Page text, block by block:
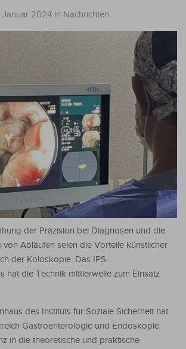
Januar 2024 in Nachrichten
der Präzision bei Diagnosen und die
von Abläufen seien die Vorteile künstlicher
der Koloskopie. Das IPS-
hat die Technik mittlerweile zum Einsatz
des Instituts für Soziale Sicherheit hat
Gastroenterologie und Endoskopie
in die theoretische und praktische